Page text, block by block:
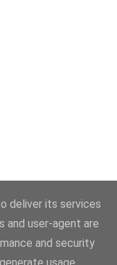
deliver its services
and user-agent are
and security